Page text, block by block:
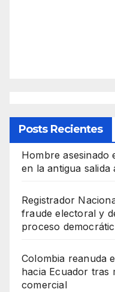
Posts Recientes
Hombre asesinado
en la antigua salida
Registrador
fraude electoral y
proceso
Colombia reanuda
hacia Ecuador tras
comercial